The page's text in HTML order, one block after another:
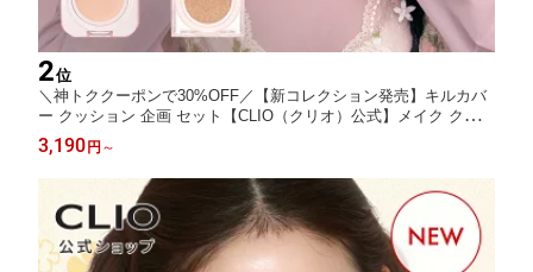
2位
＼神トククーポンで30%OFF／【新コレクション発売】キルカバ
ー クッション 企画 セット【CLIO（クリオ）公式】メイク クッシ
ョンファンデ ファンデーション ベース カバー力 毛穴カバー メッ
シュ グロウ 韓国ヘリテージ コレクション 韓国 コスメ
3,190円 ～